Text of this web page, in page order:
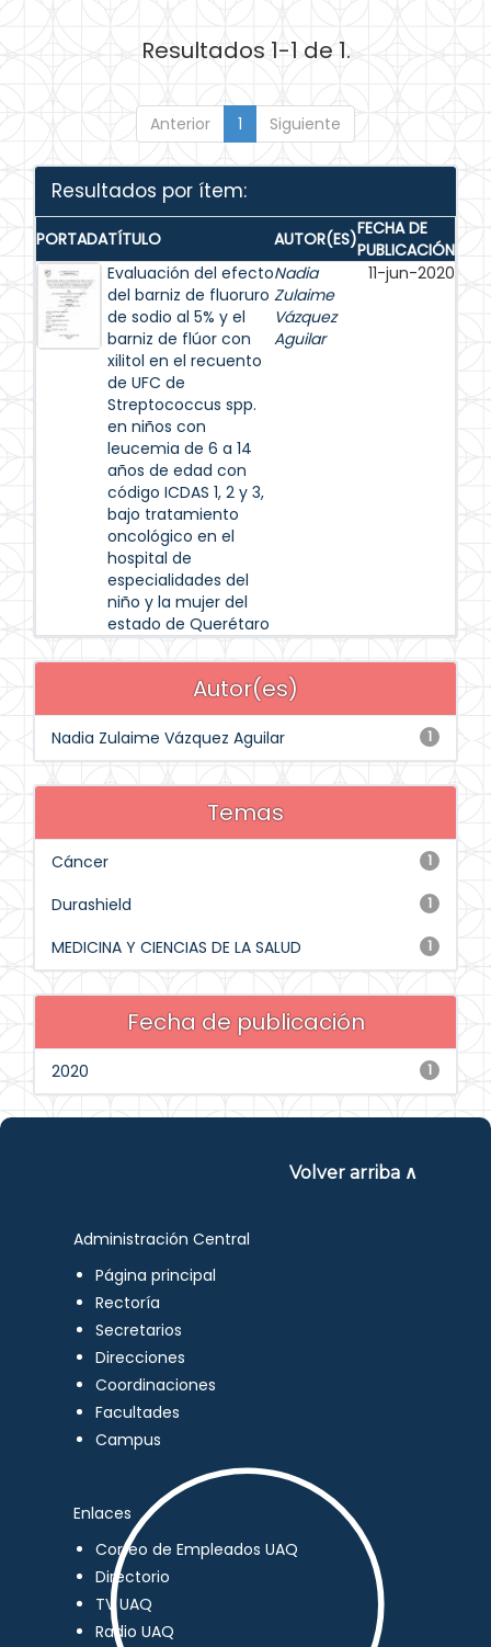
Resultados 1-1 de 1.
Anterior 1 Siguiente
Resultados por ítem:
PORTADATÍTULO AUTOR(ES)FECHA DE
PUBLICACIÓN
Evaluación del efecto
del barniz de fluoruro
de sodio al 5% y el
barniz de flúor con
xilitol en el recuento
de UFC de
Streptococcus spp.
en niños con
leucemia de 6 a 14
años de edad con
código ICDAS 1, 2 y 3,
bajo tratamiento
oncológico en el
hospital de
especialidades del
niño y la mujer del
estado de Querétaro
Nadia
Zulaime
Vázquez
Aguilar
11-jun-2020
Autor(es)
1
Nadia Zulaime Vázquez Aguilar
Temas
1
Cáncer
1
Durashield
1
MEDICINA Y CIENCIAS DE LA SALUD
Fecha de publicación
1
2020
Volver arriba ∧
Administración Central
Página principal
Rectoría
Secretarios
Direcciones
Coordinaciones
Facultades
Campus
Enlaces
Correo de Empleados UAQ
Directorio
TV UAQ
Radio UAQ